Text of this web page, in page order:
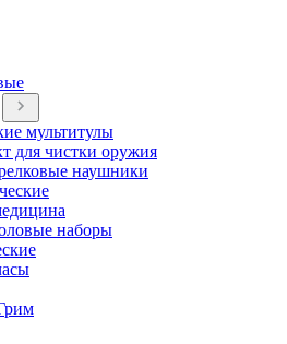
мультитулы
для чистки оружия
наушники
наборы